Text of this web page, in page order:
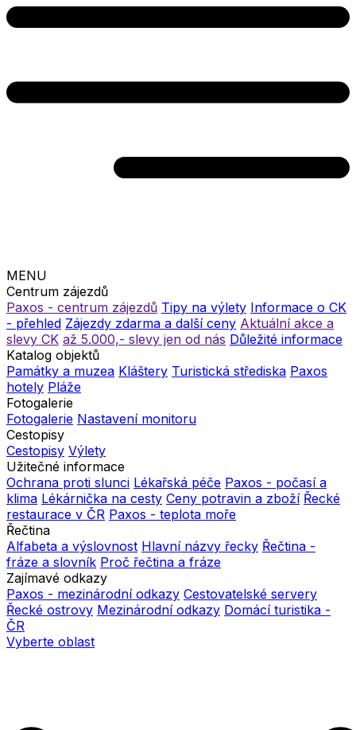
MENU
Centrum zájezdů
Paxos - centrum zájezdů Tipy na výlety Informace o CK
- přehled Zájezdy zdarma a další ceny Aktuální akce a
slevy CK až 5.000,- slevy jen od nás Důležité informace
Katalog objektů
Památky a muzea Kláštery Turistická střediska Paxos
hotely Pláže
Fotogalerie
Fotogalerie Nastavení monitoru
Cestopisy
Cestopisy Výlety
Užitečné informace
Ochrana proti slunci Lékařská péče Paxos - počasí a
klima Lékárnička na cesty Ceny potravin a zboží Řecké
restaurace v ČR Paxos - teplota moře
Řečtina
Alfabeta a výslovnost Hlavní názvy řecky Řečtina -
fráze a slovník Proč řečtina a fráze
Zajímavé odkazy
Paxos - mezinárodní odkazy Cestovatelské servery
Řecké ostrovy Mezinárodní odkazy Domácí turistika -
ČR
Vyberte oblast